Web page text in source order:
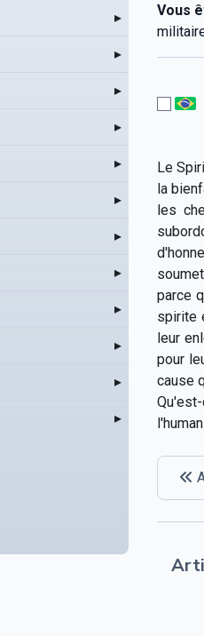
▸
▸
▸
▸
▸
▸
▸
▸
▸
▸
▸
▸
Vous
Le
la
les
parce
spirite
leur
pour
cause